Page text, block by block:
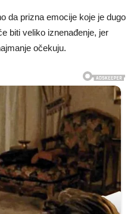
da prizna emocije koje je dugo
biti veliko iznenađenje, jer
očekuju.